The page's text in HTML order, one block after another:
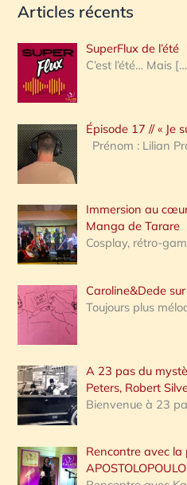
c
e
r
c
h
e
:
Articles récents
SuperFlux de l’été
C’est l’été… Mais
Épisode 17 // « Je
Prénom : Lilian
Immersion au
Manga de Tarare
Cosplay, rétro-
Caroline&Dede
Toujours plus
A 23 pas du
Peters, Robert
Bienvenue à 23
Rencontre avec la